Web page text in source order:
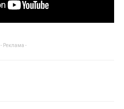
- Реклама -